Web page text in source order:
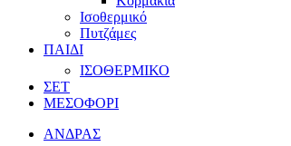
Ισοθερμικό
Πυτζάμες
ΠΑΙΔΙ
ΙΣΟΘΕΡΜΙΚΟ
ΣΕΤ
ΜΕΣΟΦΟΡΙ
ΑΝΔΡΑΣ